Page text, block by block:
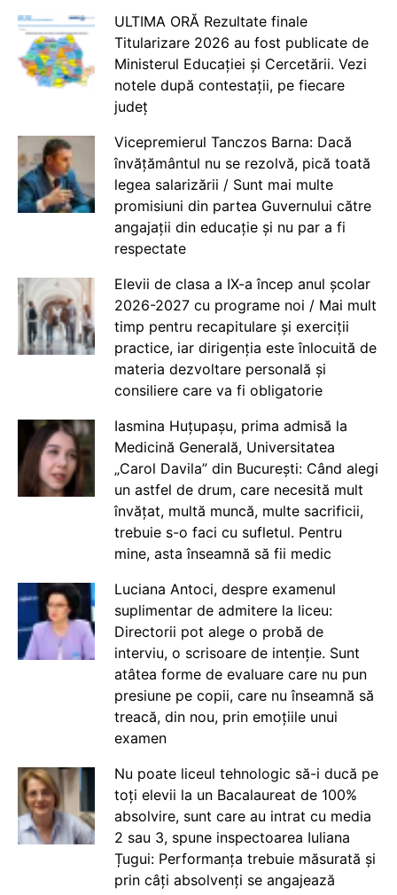
ULTIMA ORĂ Rezultate finale
Titularizare 2026 au fost publicate de
Ministerul Educației și Cercetării. Vezi
notele după contestații, pe fiecare
județ
Vicepremierul Tanczos Barna: Dacă
învățământul nu se rezolvă, pică toată
legea salarizării / Sunt mai multe
promisiuni din partea Guvernului către
angajații din educație și nu par a fi
respectate
Elevii de clasa a IX-a încep anul școlar
2026-2027 cu programe noi / Mai mult
timp pentru recapitulare și exerciții
practice, iar dirigenția este înlocuită de
materia dezvoltare personală și
consiliere care va fi obligatorie
Iasmina Huțupașu, prima admisă la
Medicină Generală, Universitatea
„Carol Davila” din București: Când alegi
un astfel de drum, care necesită mult
învățat, multă muncă, multe sacrificii,
trebuie s-o faci cu sufletul. Pentru
mine, asta înseamnă să fii medic
Luciana Antoci, despre examenul
suplimentar de admitere la liceu:
Directorii pot alege o probă de
interviu, o scrisoare de intenție. Sunt
atâtea forme de evaluare care nu pun
presiune pe copii, care nu înseamnă să
treacă, din nou, prin emoțiile unui
examen
Nu poate liceul tehnologic să-i ducă pe
toți elevii la un Bacalaureat de 100%
absolvire, sunt care au intrat cu media
2 sau 3, spune inspectoarea Iuliana
Țugui: Performanța trebuie măsurată și
prin câți absolvenți se angajează